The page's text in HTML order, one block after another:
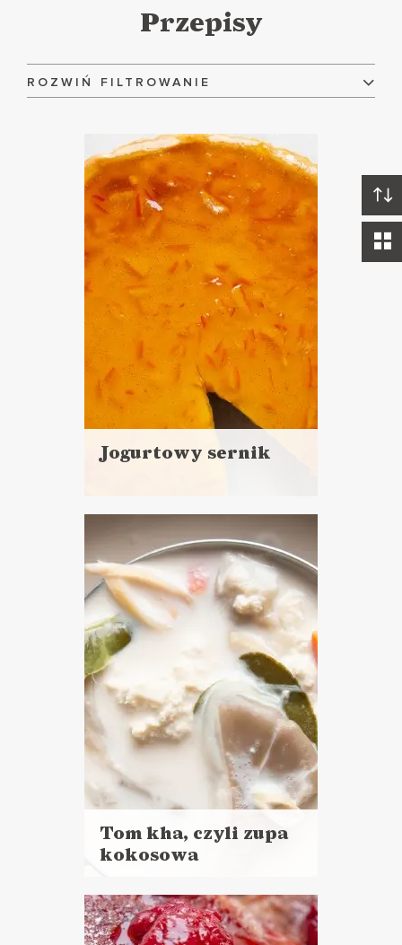
Przepisy
ROZWIŃ FILTROWANIE
Składniki:
WYCZYŚĆ
Jogurtowy sernik
więcej
Czas przygotowania:
minimum 24 godziny czekania
+ 25 minut pracy
CIASTA I DESERY
WIELKANOC ?
Tom kha, czyli zupa
kokosowa
więcej
Czas przygotowania:
do 30 minut